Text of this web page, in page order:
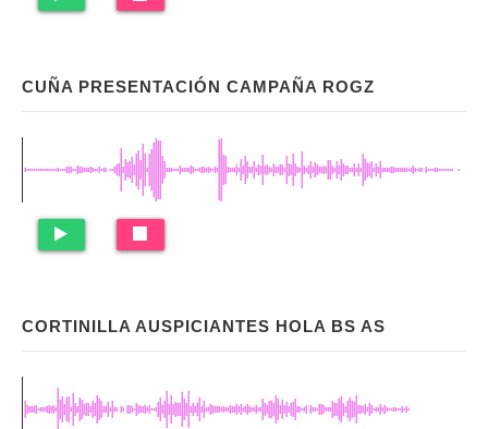
CUÑA PRESENTACIÓN CAMPAÑA ROGZ
CORTINILLA AUSPICIANTES HOLA BS AS